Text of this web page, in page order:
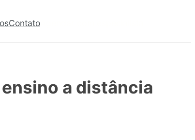
Contato
a distância